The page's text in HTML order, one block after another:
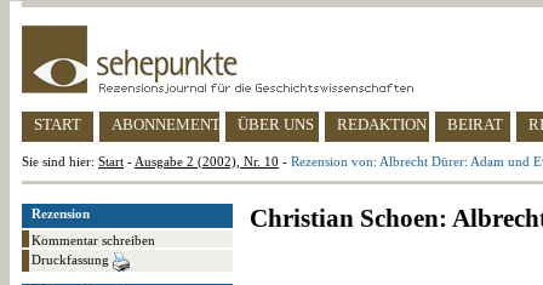
START ABONNEMENT ÜBER UNS REDAKTION BEIRAT
Sie sind hier: Start - Ausgabe 2 (2002), Nr. 10 - Rezension von: Albrecht Dürer: Adam und
Rezension
Kommentar schreiben
Druckfassung
Christian Schoen: